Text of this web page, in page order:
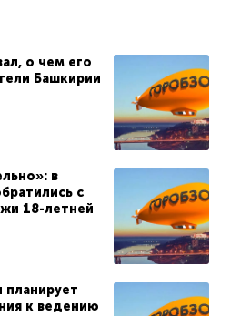
о чем его
Башкирии
в
с
18-летней
планирует
к ведению